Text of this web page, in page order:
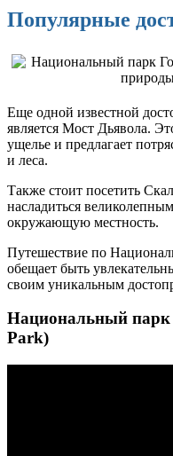
Популярные
Еще одной известной
является Мост Дьявола.
ущелье и предлагает
и леса.
Также стоит посетить
насладиться
окружающую местность.
Путешествие по
обещает быть
своим уникальным
Национальный
Park)